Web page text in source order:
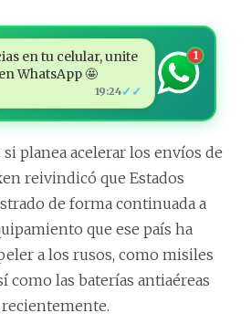
en tu celular, unite
WhatsApp 🤩
19:24✓✓
1
planea acelerar los envíos de
reivindicó que Estados
de forma continuada a
que ese país ha
a los rusos, como misiles
como las baterías antiaéreas